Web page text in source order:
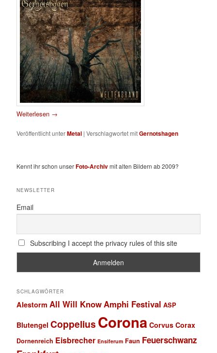
Weiterlesen →
Veröffentlicht unterMetal |Verschlagwortet mitGernotshagen
Kennt ihr schon unserFoto-Archivmit alten Bildern ab 2009?
NEWSLETTER
Email
Subscribing I accept the privacy rules of this site
SCHLAGWÖRTER
Alestorm All Will KnowAmphi Festival ASP
Blutengel Coppelius Corona Corvus Corax
Dornenreich Eisbrecher Ensiferum Faun Feuerschwanz